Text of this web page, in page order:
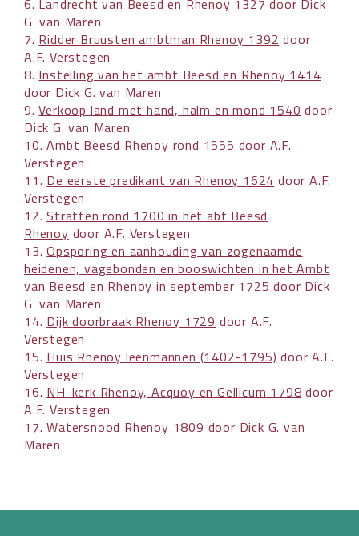
6. Landrecht van Beesd en Rhenoy 1327 door Dick
G. van Maren
7. Ridder Bruusten ambtman Rhenoy 1392 door
A.F. Verstegen
8. Instelling van het ambt Beesd en Rhenoy 1414
door Dick G. van Maren
9.Verkoop land met hand, halm en mond 1540 door
Dick G. van Maren
10.Ambt Beesd Rhenoy rond 1555 door A.F.
Verstegen
11. De eerste predikant van Rhenoy 1624 door A.F.
Verstegen
12.Straffen rond 1700 in het abt Beesd
Rhenoy door A.F. Verstegen
13.Opsporing en aanhouding van zogenaamde
heidenen, vagebonden en booswichten in het Ambt
van Beesd en Rhenoy in september 1725 door Dick
G. van Maren
14. Dijk doorbraak Rhenoy 1729 door A.F.
Verstegen
15. Huis Rhenoy leenmannen (1402-1795) door A.F.
Verstegen
16. NH-kerk Rhenoy, Acquoy en Gellicum 1798 door
A.F. Verstegen
17.Watersnood Rhenoy 1809 door Dick G. van
Maren